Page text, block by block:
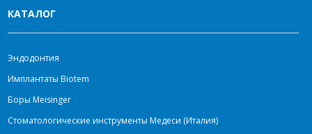
КАТАЛОГ
Эндодонтия
Имплантаты Biotem
Боры Meisinger
Стоматологические инструменты Медеси (Италия)